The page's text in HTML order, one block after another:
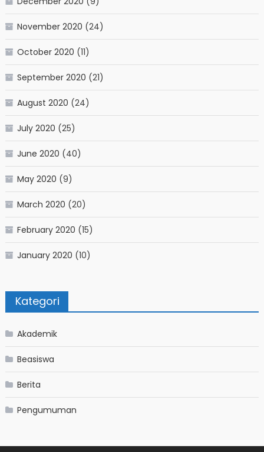
November 2020 (24)
October 2020 (11)
September 2020 (21)
August 2020 (24)
July 2020 (25)
June 2020 (40)
May 2020 (9)
March 2020 (20)
February 2020 (15)
January 2020 (10)
Kategori
Akademik
Beasiswa
Berita
Pengumuman